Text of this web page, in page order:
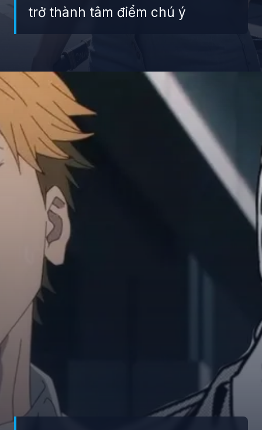
trở thành tâm điểm chú ý
Đang mởhttps://giaydabonghana.com/quanxi